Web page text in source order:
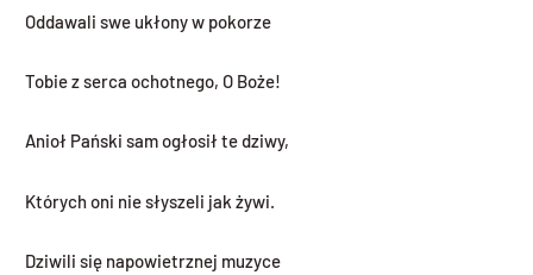
Oddawali swe ukłony w pokorze
Tobie z serca ochotnego, O Boże!
Anioł Pański sam ogłosił te dziwy,
Których oni nie słyszeli jak żywi.
Dziwili się napowietrznej muzyce